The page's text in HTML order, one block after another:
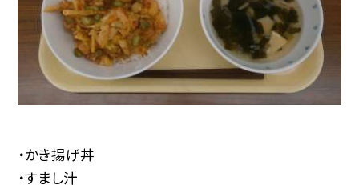
・かき揚げ丼
・すまし汁